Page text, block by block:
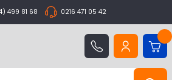
499 81 68 0216 471 05 42